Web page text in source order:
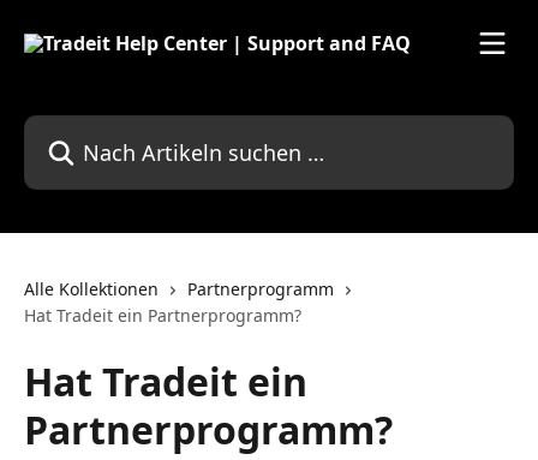
Nach Artikeln suchen …
Alle Kollektionen
Partnerprogramm
Hat Tradeit ein Partnerprogramm?
Hat Tradeit ein
Partnerprogramm?